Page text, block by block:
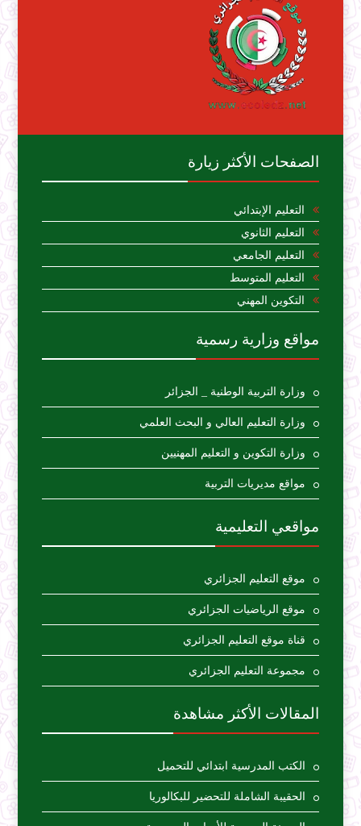
الصفحات الأكثر زيارة
التعليم الإبتدائي
التعليم الثانوي
التعليم الجامعي
التعليم المتوسط
التكوين المهني
مواقع وزارية رسمية
وزارة التربية الوطنية _ الجزائر
وزارة التعليم العالي و البحث العلمي
وزارة التكوين و التعليم المهنيين
مواقع مديريات التربية
مواقعي التعليمية
موقع التعليم الجزائري
موقع الرياضيات الجزائري
قناة موقع التعليم الجزائري
مجموعة التعليم الجزائري
المقالات الأكثر مشاهدة
الكتب المدرسية ابتدائي للتحميل
الحقيبة الشاملة للتحضير للبكالوريا